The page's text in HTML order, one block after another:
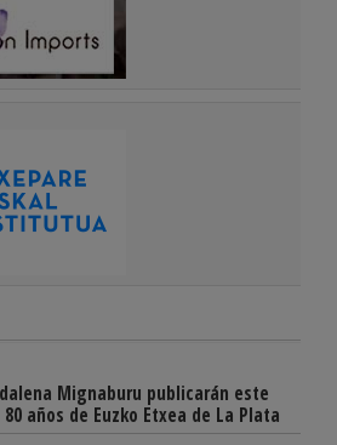
Mignaburu publicarán este
años de Euzko Etxea de La Plata